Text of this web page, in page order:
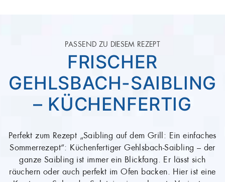
PASSEND ZU DIESEM REZEPT
FRISCHES
GEHLSBACH-
SAIBLINGSFILET
Perfekt zum Rezept „Saibling auf dem Grill: Ein
Sommerrezept“: Ob in Butterschmalz in der Pfanne, in